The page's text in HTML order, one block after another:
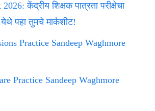
केंद्रीय शिक्षक पात्रता परीक्षेचा
पहा तुमचे मार्कशीट!
Practice Sandeep Waghmore
Practice Sandeep Waghmore